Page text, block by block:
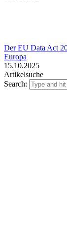
Der EU Data Act
Europa
15.10.2025
Artikelsuche
Search: